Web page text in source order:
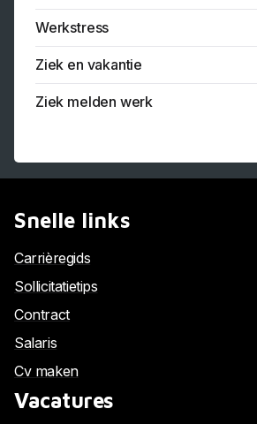
Werkstress
Ziek en vakantie
Ziek melden werk
Snelle links
Carrièregids
Sollicitatietips
Contract
Salaris
Cv maken
Vacatures